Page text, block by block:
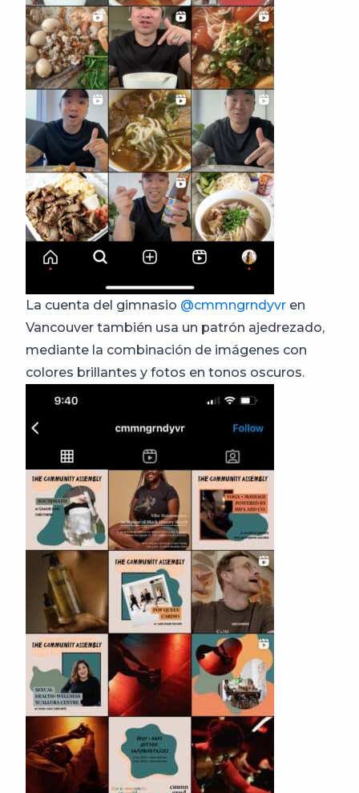
La cuenta del gimnasio @cmmngrndyvr en
Vancouver también usa un patrón ajedrezado,
mediante la combinación de imágenes con
colores brillantes y fotos en tonos oscuros.